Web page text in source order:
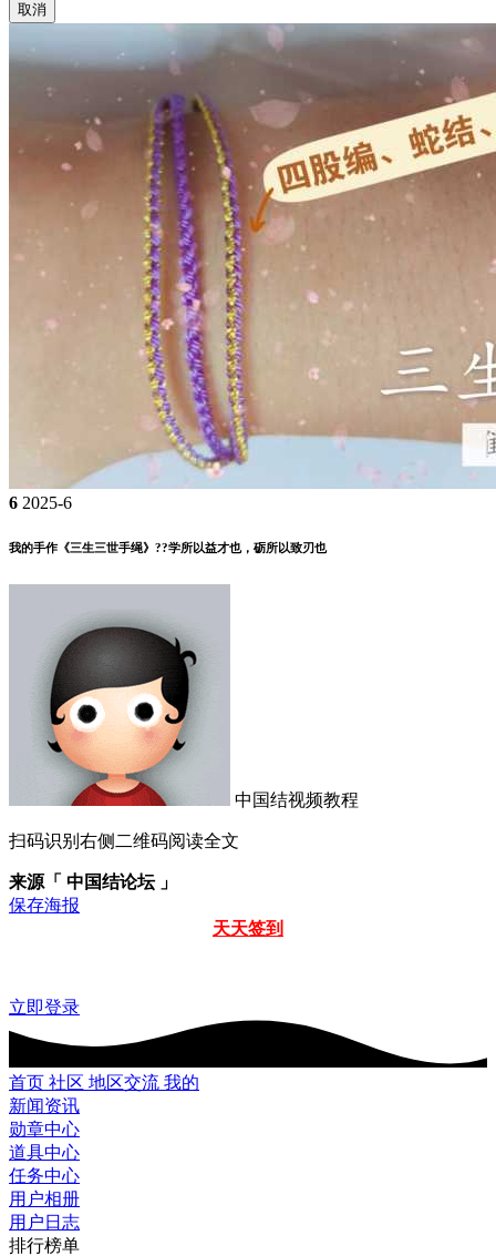
取消
6 2025-6
我的手作《三生三世手绳》??学所以益才也，砺所以致刃也
中国结视频教程
扫码识别右侧二维码阅读全文
来源「 中国结论坛 」
保存海报
天天签到
立即登录
首页 社区 地区交流 我的
新闻资讯
勋章中心
道具中心
任务中心
用户相册
用户日志
排行榜单